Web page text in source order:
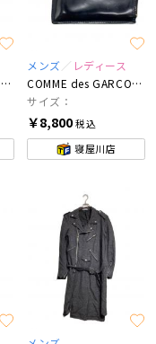
COMME des GARCONS HOMME PLUS
メンズ
レディース
COMME des GARCONS
サイズ：
￥8,800税込
寝屋川店